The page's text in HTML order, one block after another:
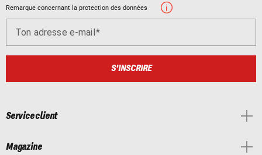
Remarque concernant la protection des données
Ton adresse e-mail
S'INSCRIRE
Service client
Magazine